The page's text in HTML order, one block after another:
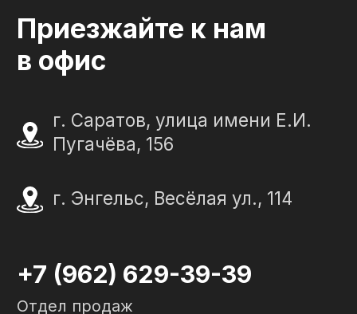
ИП Портенко Артем Дмитриевич
320645100001950
Политика конфиденциальности